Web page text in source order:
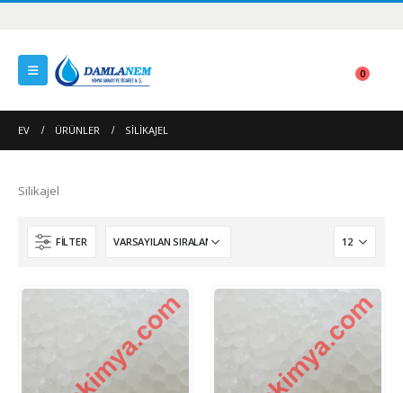
0
EV ÜRÜNLER SILIKAJEL
Silikajel
FILTER